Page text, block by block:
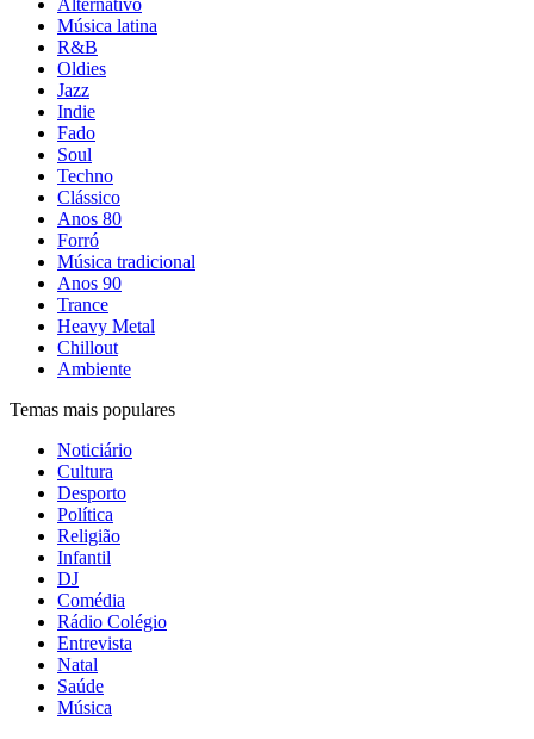
Alternativo
Música latina
R&B
Oldies
Jazz
Indie
Fado
Soul
Techno
Clássico
Anos 80
Forró
Música tradicional
Anos 90
Trance
Heavy Metal
Chillout
Ambiente
Temas mais populares
Noticiário
Cultura
Desporto
Política
Religião
Infantil
DJ
Comédia
Rádio Colégio
Entrevista
Natal
Saúde
Música